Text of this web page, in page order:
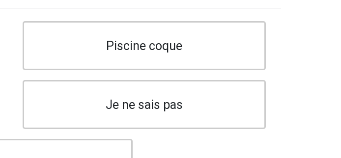
Piscine coque
Je ne sais pas